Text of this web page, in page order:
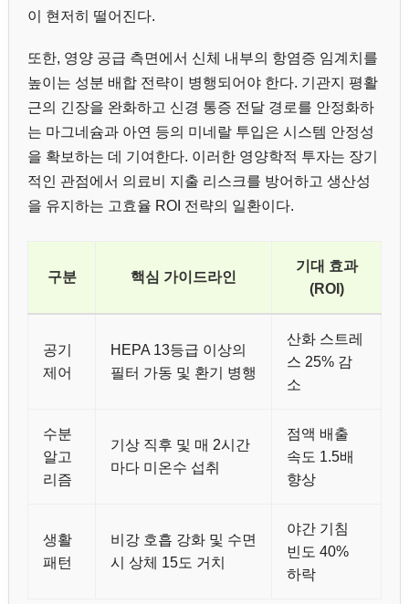
이 현저히 떨어진다.
또한, 영양 공급 측면에서 신체 내부의 항염증 임계치를
높이는 성분 배합 전략이 병행되어야 한다. 기관지 평활
근의 긴장을 완화하고 신경 통증 전달 경로를 안정화하
는 마그네슘과 아연 등의 미네랄 투입은 시스템 안정성
을 확보하는 데 기여한다. 이러한 영양학적 투자는 장기
적인 관점에서 의료비 지출 리스크를 방어하고 생산성
을 유지하는 고효율 ROI 전략의 일환이다.
구분 핵심 가이드라인
기대 효과
(ROI)
공기
제어
HEPA 13등급 이상의
필터 가동 및 환기 병행
산화 스트레
스 25% 감
소
수분
알고
리즘
기상 직후 및 매 2시간
마다 미온수 섭취
점액 배출
속도 1.5배
향상
생활
패턴
비강 호흡 강화 및 수면
시 상체 15도 거치
야간 기침
빈도 40%
하락